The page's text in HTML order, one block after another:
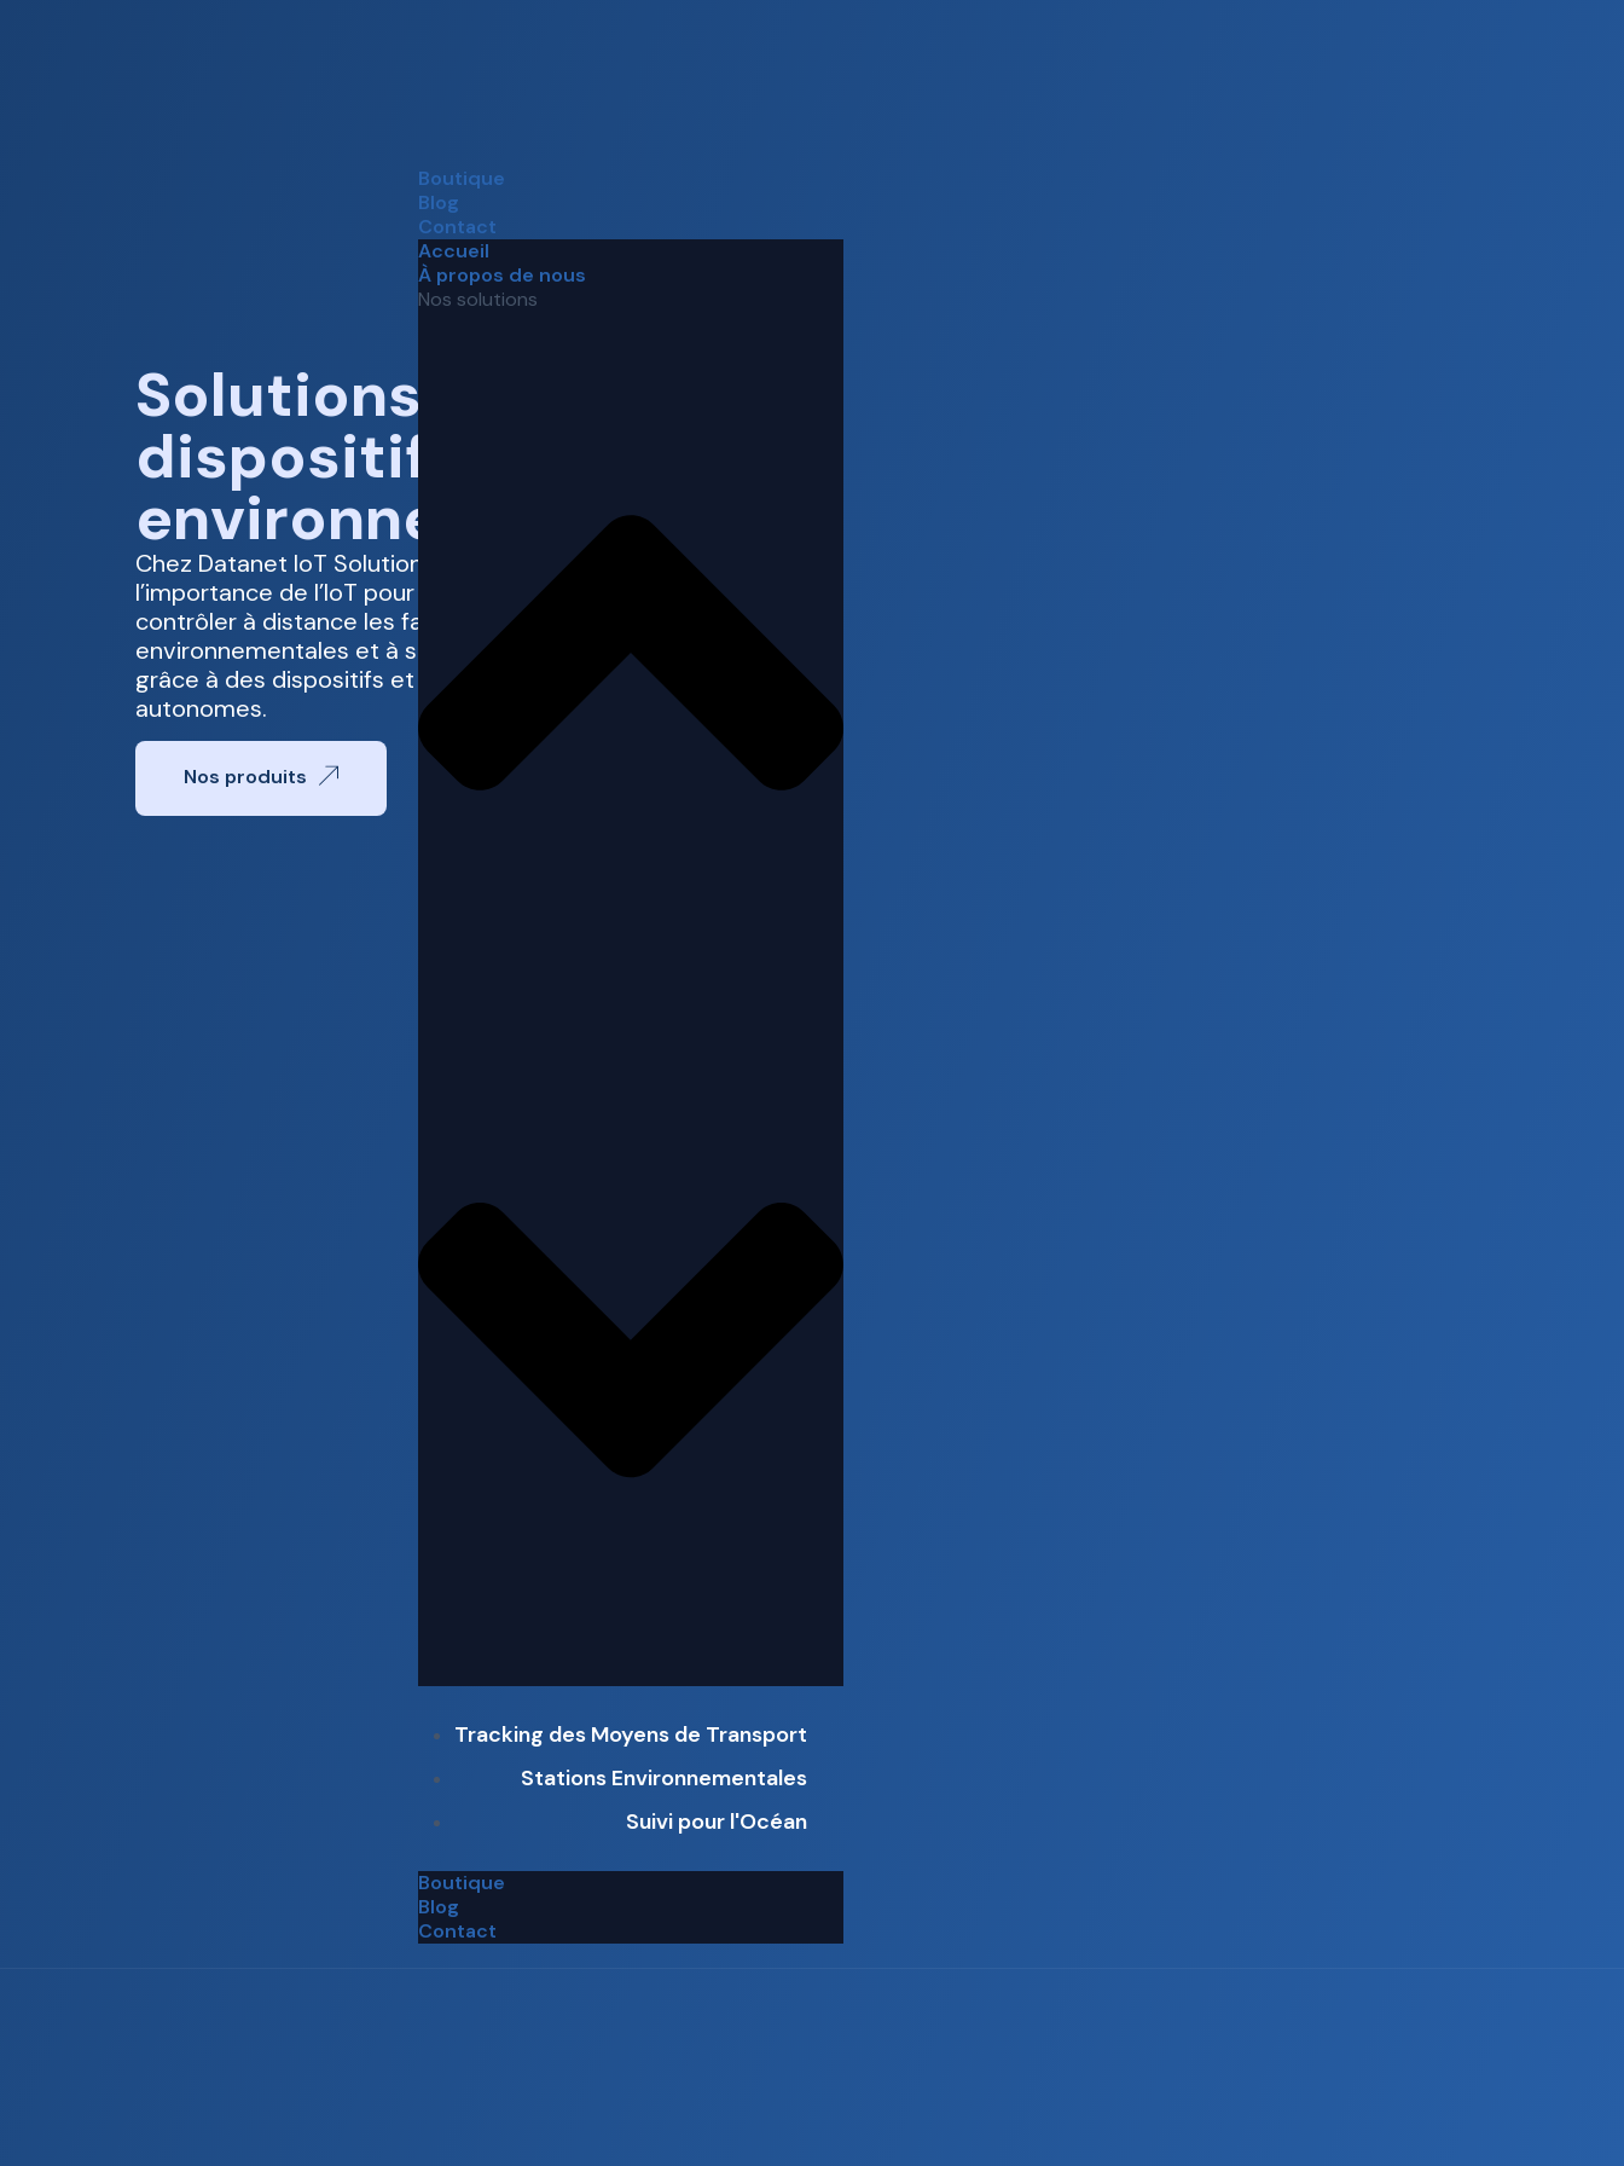
Boutique
Blog
Contact
Accueil
À propos de nous
Nos solutions
Tracking des Moyens de Transport
Stations Environnementales
Suivi pour l'Océan
Boutique
Blog
Contact
Solutions et
dispositifs de suivi
environnemental
Chez Datanet IoT Solutions, nous croyons en
l’importance de l’IoT pour aider votre entreprise à
contrôler à distance les facteurs clés des conditions
environnementales et à surveiller vos opérations
grâce à des dispositifs et des bornes relais
autonomes.
Nos produits